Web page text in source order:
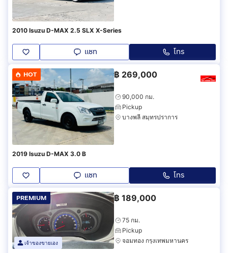
2010 Isuzu D-MAX 2.5 SLX X-Series
แชท โทร
HOT ฿ 269,000
90,000 กม.
Pickup
บางพลี สมุทรปราการ
2019 Isuzu D-MAX 3.0 B
แชท โทร
PREMIUM
เจ้าของขายเอง
฿ 189,000
75 กม.
Pickup
จอมทอง กรุงเทพมหานคร